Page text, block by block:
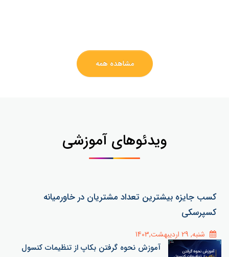
مشاهده همه
ویدئوهای آموزشی
کسب جایزه بیشترین تعداد مشتریان در خاورمیانه
کسپرسکی
شنبه, 29 اردیبهشت,1403
آموزش نحوه گرفتن بکاپ از تنظیمات کنسول